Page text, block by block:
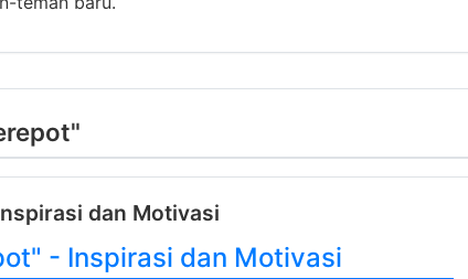
dan Motivasi
- Inspirasi dan Motivasi